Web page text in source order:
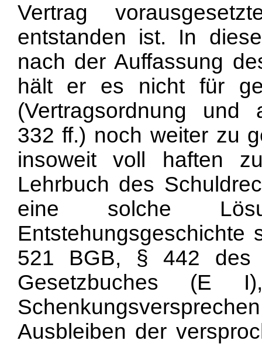
Vertrag
entstanden ist. In
nach der Auffassung
hält er es nicht für
(Vertragsordnung und
332 ff.) noch weiter zu
insoweit voll haften
Lehrbuch des
eine solche
Entstehungsgeschichte
521 BGB, § 442 des
Gesetzbuches
Ausbleiben der